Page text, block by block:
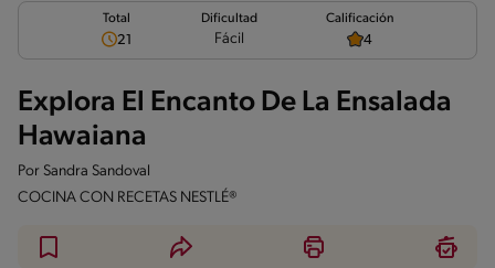
Total
21
Dificultad
Fácil
Calificación
4
Explora El Encanto De La Ensalada
Hawaiana
Por Sandra Sandoval
COCINA CON RECETAS NESTLÉ®